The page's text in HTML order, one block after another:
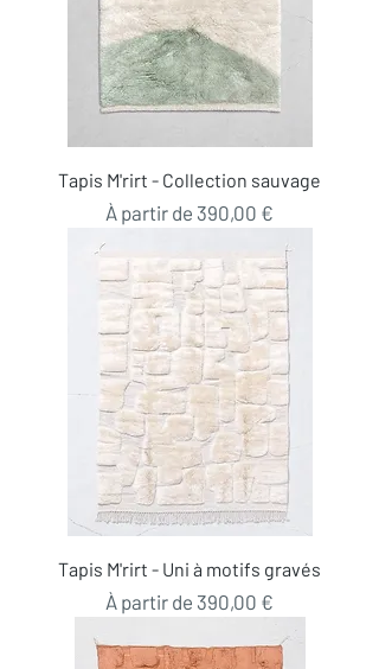
Tapis M'rirt - Collection sauvage
À partir de 390,00 €
Prix promotionnel
Tapis M'rirt - Uni à motifs gravés
À partir de 390,00 €
Prix promotionnel